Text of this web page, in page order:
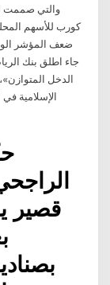
والتي صممت
ضعف المؤشر
جاء اطلق بنك
الدخل
الإسلامية
قصير